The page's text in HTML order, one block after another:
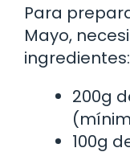
Para
Mayo,
ingredientes:
200g
100g